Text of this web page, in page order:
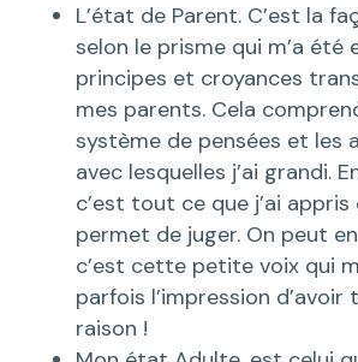
L’état de Parent. C’est la
selon le prisme qui m’a été
principes et croyances
mes parents. Cela
système de pensées et les
avec lesquelles j’ai grandi.
c’est tout ce que j’ai
permet de juger. On peut
c’est cette petite voix qui
parfois l’impression d’avoir
raison !